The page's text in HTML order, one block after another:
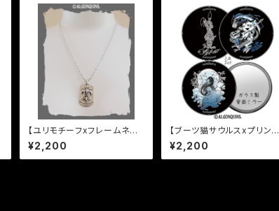
【ユリモチーフxフレームネッ
クレス】
¥2,200
【ブーツ猫サウルスxプリンセ
スかぐやxミイラうさぎ缶ミラ
ー3点Set】
¥2,200